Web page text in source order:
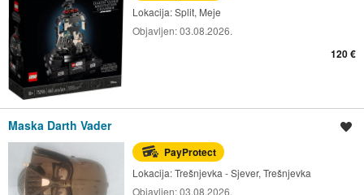
Lokacija:Split, Meje
Objavljen:03.08.2026.
120 €
Maska Darth Vader
PayProtect
Lokacija:Trešnjevka - Sjever, Trešnjevka
Objavljen:03.08.2026.